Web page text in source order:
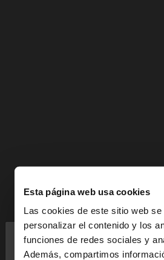
Esta página web usa cookies
Las cookies de este sitio web se
personalizar el contenido y los
funciones de redes sociales y
Además, compartimos
hola